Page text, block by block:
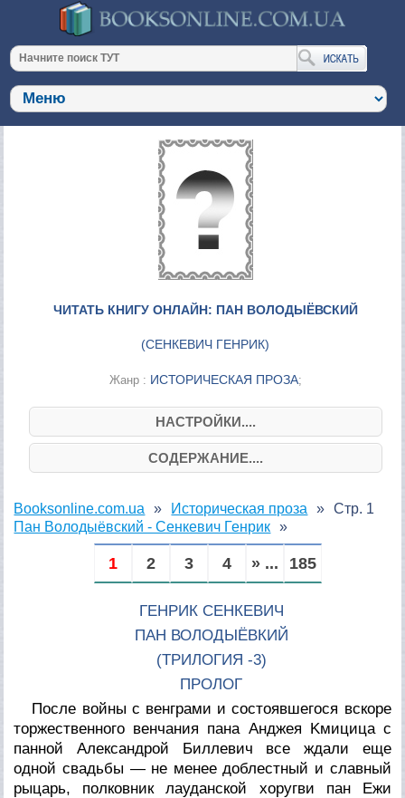
ЧИТАТЬ КНИГУ ОНЛАЙН: ПАН ВОЛОДЫЁВСКИЙ
(СЕНКЕВИЧ ГЕНРИК)
Жанр : ИСТОРИЧЕСКАЯ ПРОЗА;
НАСТРОЙКИ....
СОДЕРЖАНИЕ....
Booksonline.com.ua
Историческая проза
Пан Володыёвский - Сенкевич Генрик
Стр. 1
1 2 3 4 » ... 185
ГЕНРИК СЕНКЕВИЧ
ПАН ВОЛОДЫЁВКИЙ
(ТРИЛОГИЯ -3)
ПРОЛОГ
После войны с венграми и состоявшегося вскоре
торжественного венчания пана Анджея Kмицица с
панной Александрой Биллевич все ждали еще
одной свадьбы — не менее доблестный и славный
рыцарь, полковник лауданской хоругви пан Ежи